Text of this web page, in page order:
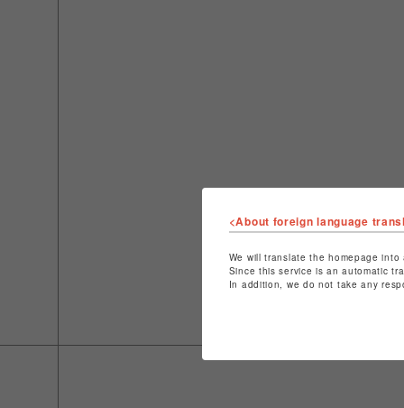
<About foreign language
We will translate the homepage
Since this service is an automatic
In addition, we do not take any